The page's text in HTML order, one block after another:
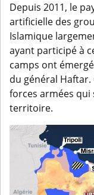
Depuis 2011, le
artificielle des
Islamique
ayant participé à
camps ont
du général
forces armées
territoire.